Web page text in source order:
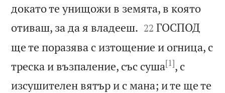
докато те унищожи в земята, в която
отиваш, за да я владееш. 

22 ГОСПОД
ще те поразява с изтощение и огница, с
треска и възпаление, със суша[1], с
изсушителен вятър и с мана; и те ще те